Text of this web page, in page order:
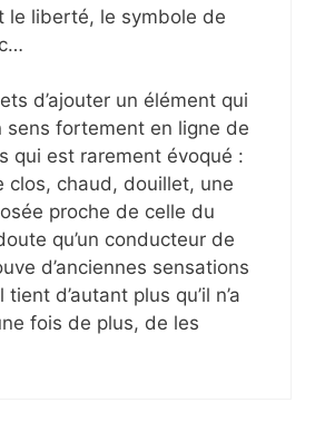
le liberté, le symbole de
d’ajouter un élément qui
sens fortement en ligne de
qui est rarement évoqué :
clos, chaud, douillet, une
proche de celle du
qu’un conducteur de
d’anciennes sensations
d’autant plus qu’il n’a
fois de plus, de les